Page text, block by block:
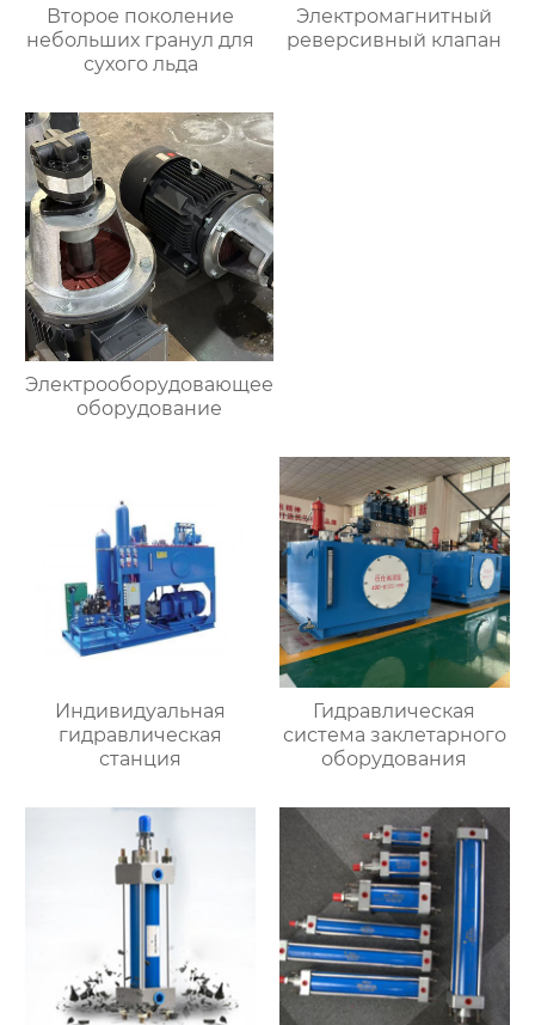
Второе поколение
небольших гранул для
сухого льда
Электромагнитный
реверсивный клапан
Электрооборудовающее
оборудование
Индивидуальная
гидравлическая
станция
Гидравлическая
система заклетарного
оборудования